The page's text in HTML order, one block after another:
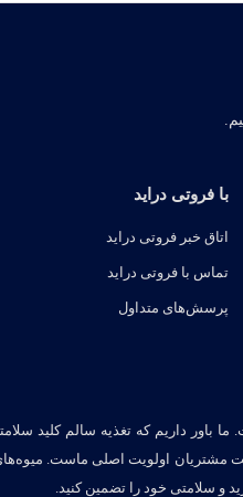
با فروتی دراید
اتاق خبر فروتی دراید
تماس با فروتی دراید
پرسش‌های متداول
باور داریم که تغذیه سالم کلید
مشتریان اولویت اصلی ماست.
و سلامتی خود را تضمین کنید.